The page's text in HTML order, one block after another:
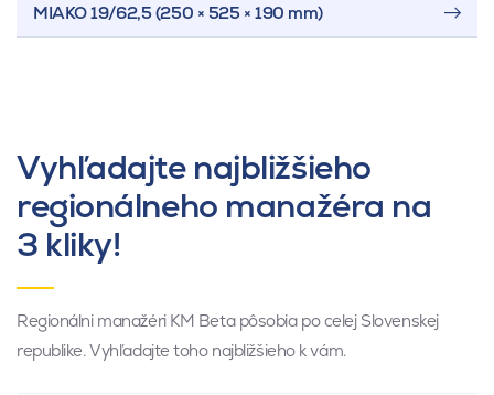
MIAKO 19/62,5 (250 × 525 × 190 mm)
Vyhľadajte najbližšieho
regionálneho manažéra na
3 kliky!
Regionálni manažéri KM Beta pôsobia po celej Slovenskej
republike. Vyhľadajte toho najbližšieho k vám.